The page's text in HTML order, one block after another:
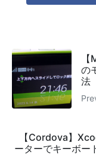
の
法
【Cordova】
ーターでキーボー